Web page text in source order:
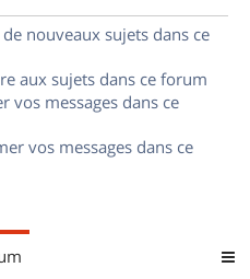
nouveaux sujets dans ce
aux sujets dans ce forum
vos messages dans ce
vos messages dans ce